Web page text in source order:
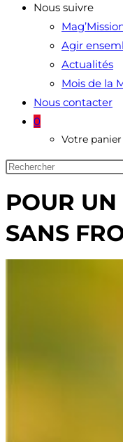
Nous suivre
Agir
Actualités
Mois de la
Nous contacter
0
Votre
POUR
SANS